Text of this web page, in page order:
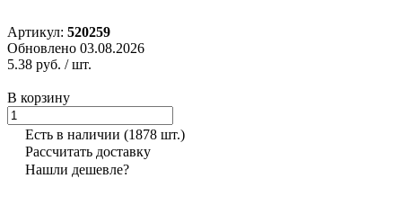
Артикул: 520259
Обновлено 03.08.2026
5.38 руб. / шт.
В корзину
Есть в наличии (1878 шт.)
Рассчитать доставку
Нашли дешевле?